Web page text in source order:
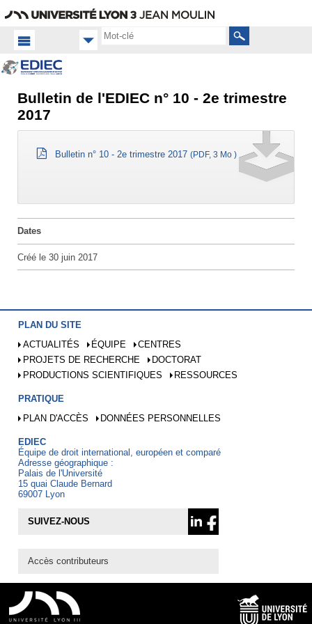
Rechercher
Accueil
Équipe
Bulletin de l'EDIEC n° 10 - 2e trimestre
2017
Bulletin n° 10 - 2e trimestre 2017 (PDF, 3 Mo )
Dates
Créé le 30 juin 2017
PLAN DU SITE
ACTUALITÉS
ÉQUIPE
CENTRES
PROJETS DE RECHERCHE
DOCTORAT
PRODUCTIONS SCIENTIFIQUES
RESSOURCES
PRATIQUE
PLAN D'ACCÈS
DONNÉES PERSONNELLES
EDIEC
Équipe de droit international, européen et comparé
Adresse géographique :
Palais de l'Université
15 quai Claude Bernard
69007 Lyon
SUIVEZ-NOUS
Accès contributeurs